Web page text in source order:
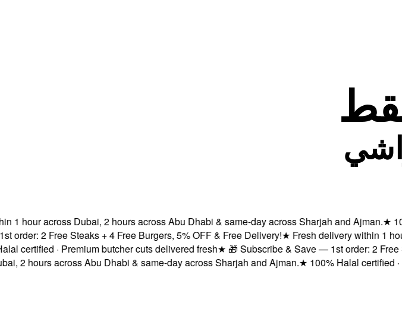
across Dubai, 2 hours across Abu Dhabi & same-day across Sharjah and Ajman.★100%
2 Free Steaks + 4 Free Burgers, 5% OFF & Free Delivery!★Fresh delivery within 1 hour
· Premium butcher cuts delivered fresh★🎁 Subscribe & Save — 1st order: 2 Free
hours across Abu Dhabi & same-day across Sharjah and Ajman.★100% Halal certified ·